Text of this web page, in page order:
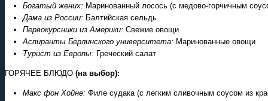
Богатый жених: Маринованный лосось (с медово-горчичным
Дама из России: Балтийская сельдь
Первокурсники из Америки: Свежие овощи
Аспиранты Берлинского университета: Маринованные овощи
Турист из Европы: Греческий салат
ГОРЯЧЕЕ БЛЮДО (на выбор):
Макс фон Хойне: Филе судака (с легким сливочным соусом из